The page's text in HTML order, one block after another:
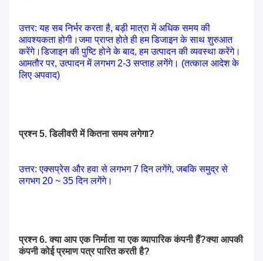
उत्तर: यह सब निर्भर करता है, बड़ी मात्रा में अधिक समय की
आवश्यकता होगी।जमा प्राप्त होते ही हम डिजाइन के साथ शुरुआत
करेंगे।डिजाइन की पुष्टि होने के बाद, हम उत्पादन की व्यवस्था करेंगे।
आमतौर पर, उत्पादन में लगभग 2-3 सप्ताह लगेंगे। (तत्काल आदेश के
लिए अपवाद)
प्रश्न 5. डिलीवरी में कितना समय लगेगा?
उत्तर: एक्सप्रेस और हवा से लगभग 7 दिन लगेंगे, जबकि समुद्र से
लगभग 20 ~ 35 दिन लगेंगे।
प्रश्न 6. क्या आप एक निर्माता या एक व्यापारिक कंपनी हैं?क्या आपकी
कंपनी कोई प्रमाण पत्र पारित करती है?